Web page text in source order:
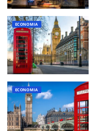
ECONOMIA
ECONOMIA